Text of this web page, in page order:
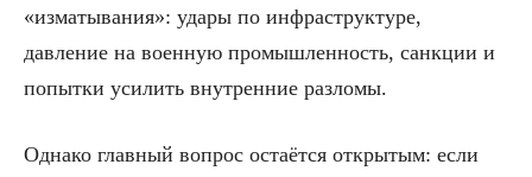
«изматывания»: удары по инфраструктуре,
давление на военную промышленность, санкции и
попытки усилить внутренние разломы.
Однако главный вопрос остаётся открытым: если